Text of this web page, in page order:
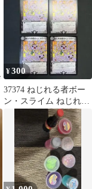
キ ドラゴンクエスト 雑
貨 メタルスライム キッ
チングッズ 趣味 送料無
¥300
37374 ねじれる者ボー
ン・スライム ねじれる
者ボーンスライム 4枚
セット